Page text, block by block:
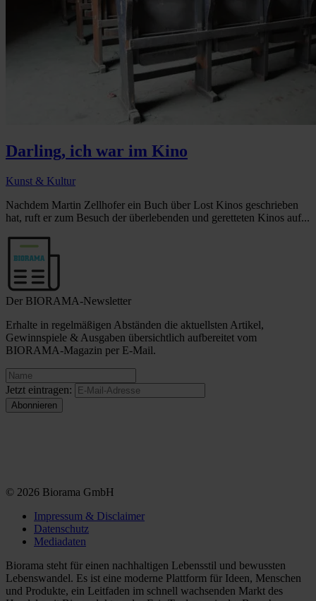
Darling, ich war im Kino
Kunst & Kultur
Nachdem Martin Zellhofer ein Buch über Lost Kinos geschrieben
hat, ruft er zum Besuch der überlebenden und geretteten Kinos auf...
Der BIORAMA-Newsletter
Erhalte in regelmäßigen Abständen die aktuellsten Artikel,
Gewinnspiele & Ausgaben übersichtlich aufbereitet vom
BIORAMA-Magazin per E-Mail.
Jetzt eintragen:
© 2026 Biorama GmbH
Impressum & Disclaimer
Datenschutz
Mediadaten
Biorama steht für einen nachhaltigen Lebensstil und bewussten
Lebenswandel. Es ist eine moderne Plattform für Ideen, Menschen
und Produkte, ein Leitfaden im schnell wachsenden Markt des